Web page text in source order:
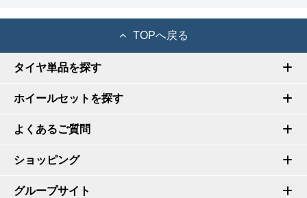
TOPへ戻る
タイヤ単品を探す
ホイールセットを探す
よくあるご質問
ショッピング
グループサイト